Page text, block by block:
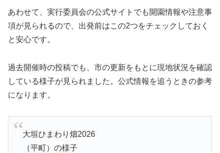
あわせて、実行委員会の公式サイトでも開園情報や注意事
項が見られるので、出発前はこの2つをチェックしておく
と安心です。
過去開催時の投稿でも、市の更新をもとに現地状況を確認
している様子が見られました。公式情報を追うときの参考
になります。
大垣ひまわり畑2026
（平町）の様子